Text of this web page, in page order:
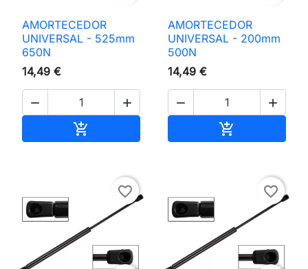
AMORTECEDOR
UNIVERSAL - 525mm
650N
14,49 €
 

AMORTECEDOR
UNIVERSAL - 200mm
500N
14,49 €
 

favorite_border favorite_border